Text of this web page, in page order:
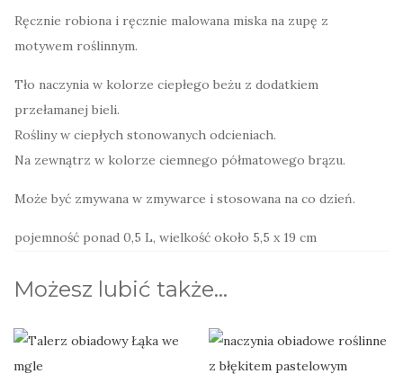
Ręcznie robiona i ręcznie malowana miska na zupę z
motywem roślinnym.
Tło naczynia w kolorze ciepłego beżu z dodatkiem
przełamanej bieli.
Rośliny w ciepłych stonowanych odcieniach.
Na zewnątrz w kolorze ciemnego półmatowego brązu.
Może być zmywana w zmywarce i stosowana na co dzień.
pojemność ponad 0,5 L, wielkość około 5,5 x 19 cm
Możesz lubić także…